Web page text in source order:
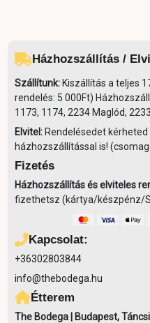
Házhozszállítás /
Szállítunk:Kiszállítás a teljes
rendelés: 5 000Ft)
1173, 1174, 2234 Maglód,
Elvitel:Rendelésedet
házhozszállítással is!
Fizetés
Házhozszállítás és elviteles
fizethetsz (kártya/készpénz/
Kapcsolat:
+36302803844
info@thebodega.hu
Étterem
The Bodega | Budapest,